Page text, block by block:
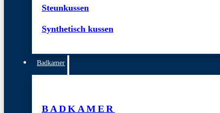
Steunkussen
Synthetisch kussen
Badkamer
BADKAMER